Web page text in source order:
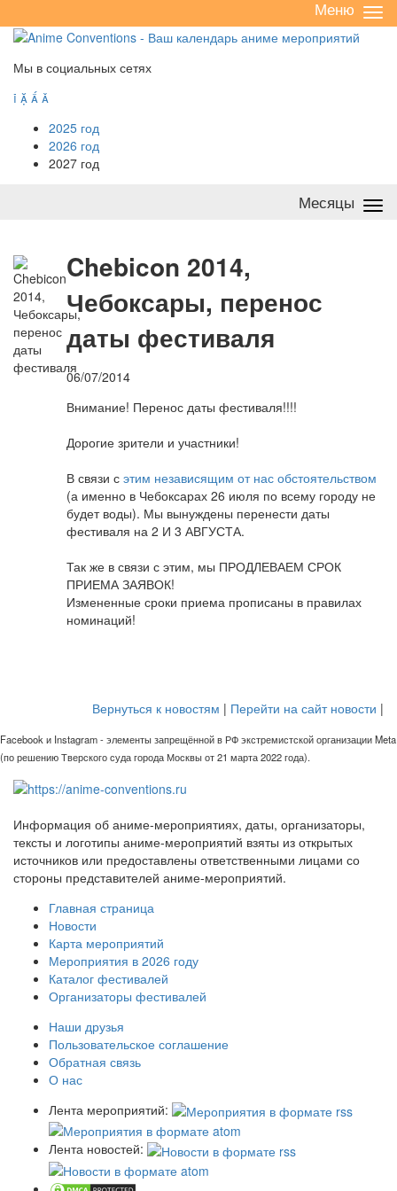
/
Меню
Мы в социальных сетях
   
2025 год
2026 год
2027 год
Месяцы
Chebicon 2014,
Чебоксары, перенос
даты фестиваля
06/07/2014
Внимание! Перенос даты фестиваля!!!!
Дорогие зрители и участники!
В связи с этим независящим от нас обстоятельством
(а именно в Чебоксарах 26 июля по всему городу не
будет воды). Мы вынуждены перенести даты
фестиваля на 2 И 3 АВГУСТА.
Так же в связи с этим, мы ПРОДЛЕВАЕМ СРОК
ПРИЕМА ЗАЯВОК!
Измененные сроки приема прописаны в правилах
номинаций!
Вернуться к новостям | Перейти на сайт новости |
Facebook и Instagram - элементы запрещённой в РФ экстремистской организации Meta
(по решению Тверского суда города Москвы от 21 марта 2022 года).
Информация об аниме-мероприятиях, даты, организаторы,
тексты и логотипы аниме-мероприятий взяты из открытых
источников или предоставлены ответственными лицами со
стороны представителей аниме-мероприятий.
Главная страница
Новости
Карта мероприятий
Мероприятия в 2026 году
Каталог фестивалей
Организаторы фестивалей
Наши друзья
Пользовательское соглашение
Обратная связь
О нас
Лента мероприятий:
Лента новостей: